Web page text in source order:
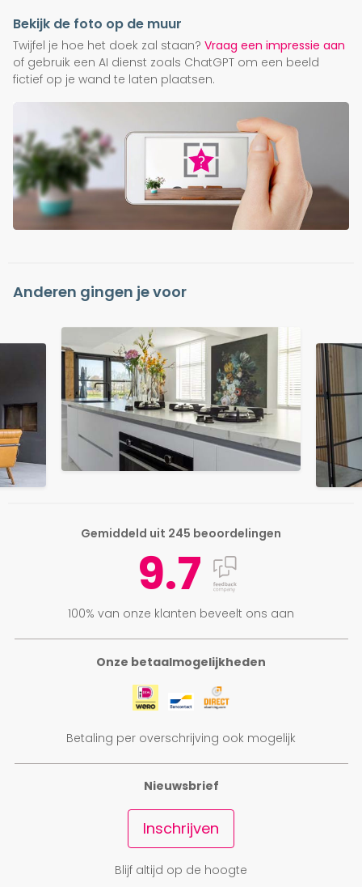
Bekijk de foto op de muur
Twijfel je hoe het doek zal staan? Vraag een impressie aan
of gebruik een AI dienst zoals ChatGPT om een beeld
fictief op je wand te laten plaatsen.
Anderen gingen je voor
Onze betaalmogelijkheden
Betaling per overschrijving ook mogelijk
Gemiddeld uit 245 beoordelingen
9.7
100% van onze klanten beveelt ons aan
Nieuwsbrief
Inschrijven
Blijf altijd op de hoogte